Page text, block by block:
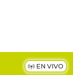
EN VIVO